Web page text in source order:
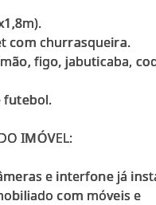
com churrasqueira.
figo, jabuticaba,
futebol.
IMÓVEL:
e interfone já
com móveis e